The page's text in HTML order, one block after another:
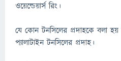
ওয়েল্ডেয়ার্স রিং।
যে কোন টনসিলের প্রদাহকে বলা
প্যালাটাইন টনসিলের প্রদাহ।